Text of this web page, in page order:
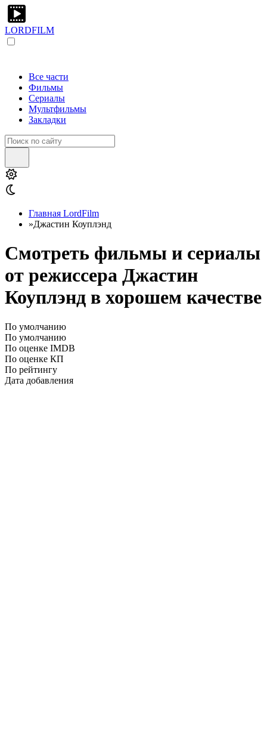
LORDFILM
Все части
Фильмы
Сериалы
Мультфильмы
Закладки
Главная LordFilm
»Джастин Коуплэнд
Смотреть фильмы и сериалы
от режиссера Джастин
Коуплэнд в хорошем качестве
По умолчанию
По умолчанию
По оценке IMDB
По оценке КП
По рейтингу
Дата добавления